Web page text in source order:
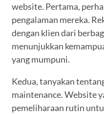
website. Pertama,
pengalaman mereka.
dengan klien dari
menunjukkan
yang mumpuni.
Kedua, tanyakan
maintenance. Website
pemeliharaan rutin